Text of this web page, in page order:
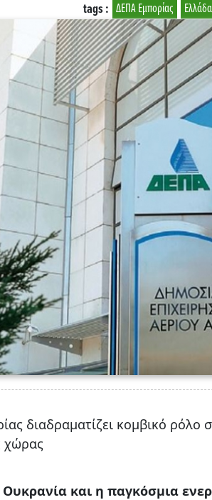
Ελλάδα
ΔΕΠΑ Εμπορίας
tags :
διαδραματίζει κομβικό ρόλο
χώρας
και η παγκόσμια